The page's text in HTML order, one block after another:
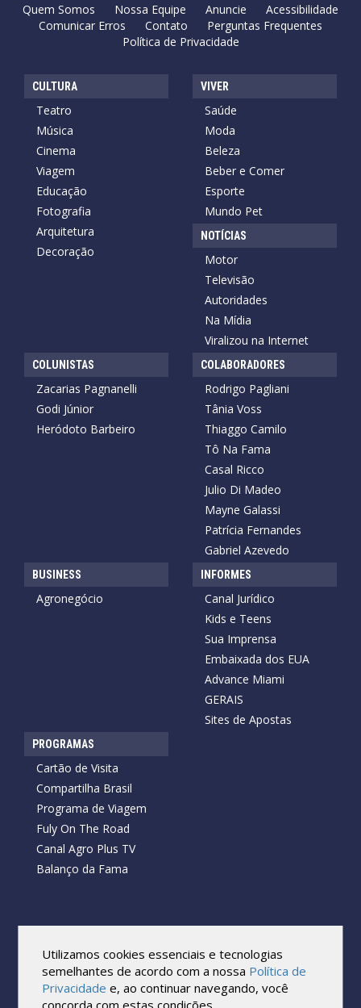
Quem Somos Nossa Equipe Anuncie
Acessibilidade
Comunicar Erros
Contato
Perguntas Frequentes
Política de Privacidade
CULTURA
Teatro
Música
Cinema
Viagem
Educação
Fotografia
Arquitetura
Decoração
VIVER
Saúde
Moda
Beleza
Beber e Comer
Esporte
Mundo Pet
NOTÍCIAS
Motor
Televisão
Autoridades
Na Mídia
Viralizou na Internet
COLUNISTAS
Zacarias Pagnanelli
Godi Júnior
Heródoto Barbeiro
COLABORADORES
Rodrigo Pagliani
Tânia Voss
Thiaggo Camilo
Tô Na Fama
Casal Ricco
Julio Di Madeo
Mayne Galassi
Patrícia Fernandes
Gabriel Azevedo
BUSINESS
Agronegócio
INFORMES
Canal Jurídico
Kids e Teens
Sua Imprensa
Embaixada dos EUA
Advance Miami
GERAIS
Sites de Apostas
PROGRAMAS
Cartão de Visita
Compartilha Brasil
Programa de Viagem
Fuly On The Road
Canal Agro Plus TV
Balanço da Fama
Todos os direitos reservados.
Reprodução no todo ou em parte sob qualquer forma ou meio,
sem expressa autorização por escrito do Cartão de Visita, é
proibida.
As marcas e imagens utilizadas no projeto são os direitos autorais
Utilizamos cookies essenciais e tecnologias
semelhantes de acordo com a nossa Política de
Privacidade e, ao continuar navegando, você
concorda com estas condições.